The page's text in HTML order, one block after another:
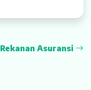
Rekanan Asuransi